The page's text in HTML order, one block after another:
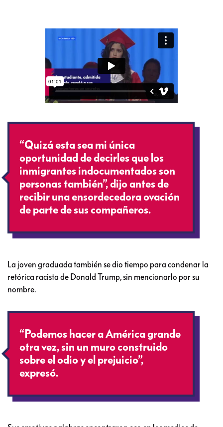
“Quizá esta sea mi única
oportunidad de decirles que los
inmigrantes indocumentados son
personas también”, dijo antes de
recibir una ensordecedora ovación
de parte de sus compañeros.
La joven graduada también se dio tiempo para condenar la
retórica racista de Donald Trump, sin mencionarlo por su
nombre.
“Podemos hacer a América grande
otra vez, sin un muro construido
sobre el odio y el prejuicio”,
expresó.